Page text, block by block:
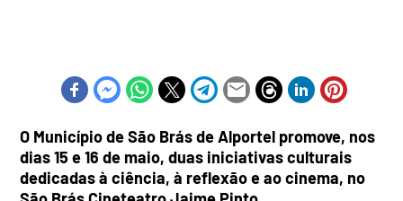
O Município de São Brás de Alportel promove, nos
dias 15 e 16 de maio, duas iniciativas culturais
dedicadas à ciência, à reflexão e ao cinema, no